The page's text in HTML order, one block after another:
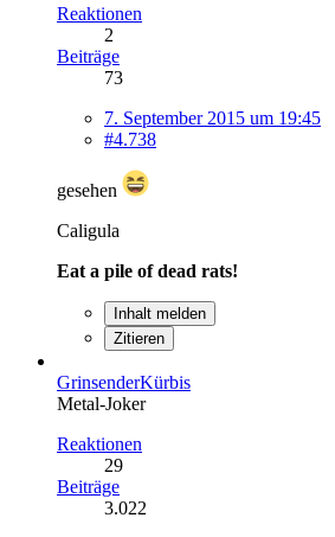
Reaktionen
2
Beiträge
73
7. September 2015 um 19:45
#4.738
gesehen
Caligula
Eat a pile of dead rats!
Inhalt melden
Zitieren
GrinsenderKürbis
Metal-Joker
Reaktionen
29
Beiträge
3.022